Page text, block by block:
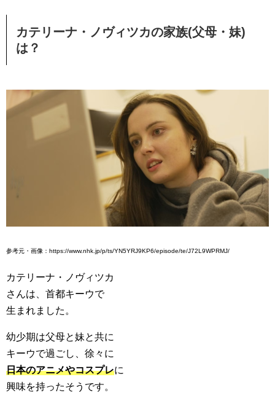
カテリーナ・ノヴィツカの家族(父母・妹)
は？
参考元・画像：https://www.nhk.jp/p/ts/YN5YRJ9KP6/episode/te/J72L9WPRMJ/
カテリーナ・ノヴィツカ
さんは、首都キーウで
生まれました。
幼少期は父母と妹と共に
キーウで過ごし、徐々に
日本のアニメやコスプレに
興味を持ったそうです。